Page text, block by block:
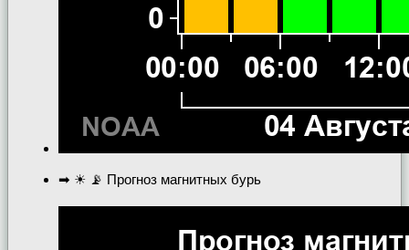
➡ ☀ 📡 Прогноз магнитных бурь